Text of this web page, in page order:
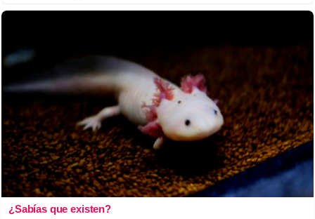
¿Sabías que existen?